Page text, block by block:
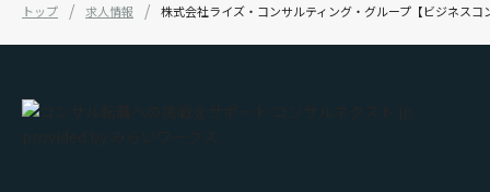
トップ 求人情報 株式会社ライズ・コンサルティング・グループ【ビジネス